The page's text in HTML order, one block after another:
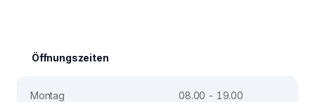
Öffnungszeiten
Montag
08.00 - 19.00